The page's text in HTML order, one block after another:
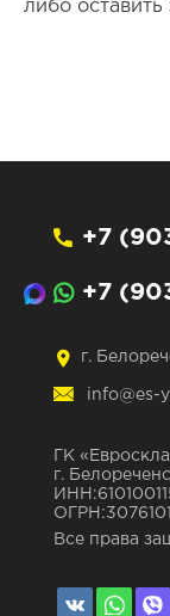
либо оставить
+7
+7
г.
info@es-
ГК
г.
Все права